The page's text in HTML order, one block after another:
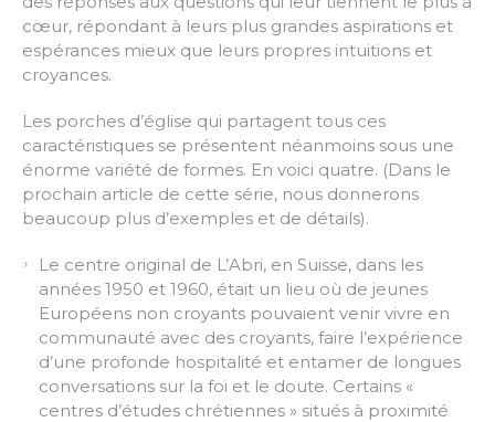
cœur, répondant à leurs plus grandes aspirations et
espérances mieux que leurs propres intuitions et
croyances.
Les porches d’église qui partagent tous ces
caractéristiques se présentent néanmoins sous une
énorme variété de formes. En voici quatre. (Dans le
prochain article de cette série, nous donnerons
beaucoup plus d’exemples et de détails).
Le centre original de L’Abri, en Suisse, dans les
années 1950 et 1960, était un lieu où de jeunes
Européens non croyants pouvaient venir vivre en
communauté avec des croyants, faire l’expérience
d’une profonde hospitalité et entamer de longues
conversations sur la foi et le doute. Certains «
centres d’études chrétiennes » situés à proximité